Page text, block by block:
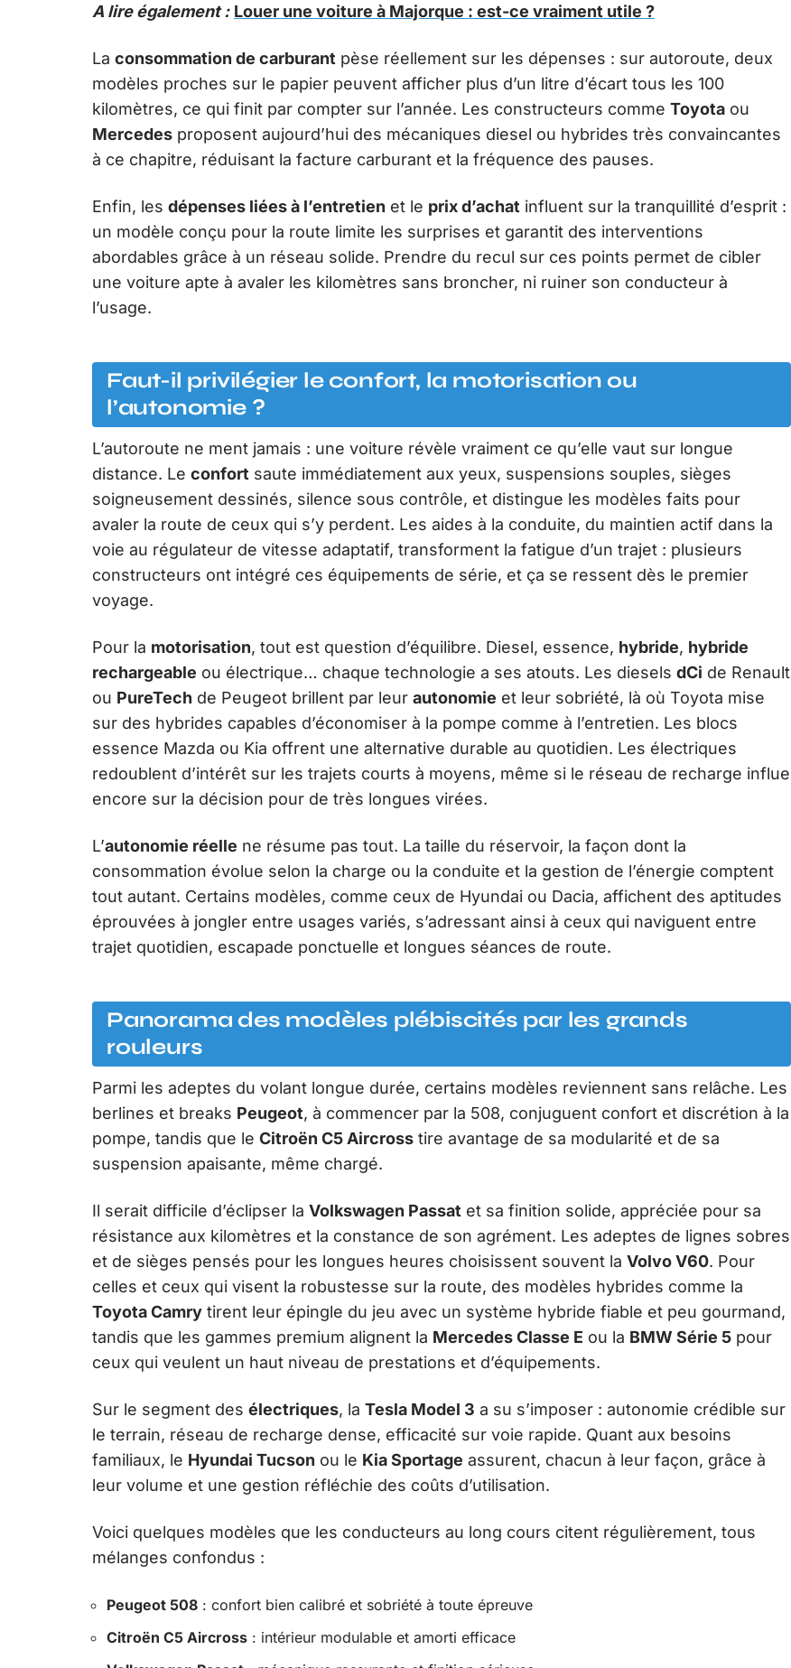
A lire également : Louer une voiture à Majorque : est-ce vraiment utile ?
La consommation de carburant pèse réellement sur les dépenses : sur autoroute, deux
modèles proches sur le papier peuvent afficher plus d’un litre d’écart tous les 100
kilomètres, ce qui finit par compter sur l’année. Les constructeurs comme Toyota ou
Mercedes proposent aujourd’hui des mécaniques diesel ou hybrides très convaincantes
à ce chapitre, réduisant la facture carburant et la fréquence des pauses.
Enfin, les dépenses liées à l’entretien et le prix d’achat influent sur la tranquillité d’esprit :
un modèle conçu pour la route limite les surprises et garantit des interventions
abordables grâce à un réseau solide. Prendre du recul sur ces points permet de cibler
une voiture apte à avaler les kilomètres sans broncher, ni ruiner son conducteur à
l’usage.
Faut-il privilégier le confort, la motorisation ou
l’autonomie ?
L’autoroute ne ment jamais : une voiture révèle vraiment ce qu’elle vaut sur longue
distance. Le confort saute immédiatement aux yeux, suspensions souples, sièges
soigneusement dessinés, silence sous contrôle, et distingue les modèles faits pour
avaler la route de ceux qui s’y perdent. Les aides à la conduite, du maintien actif dans la
voie au régulateur de vitesse adaptatif, transforment la fatigue d’un trajet : plusieurs
constructeurs ont intégré ces équipements de série, et ça se ressent dès le premier
voyage.
Pour la motorisation, tout est question d’équilibre. Diesel, essence, hybride, hybride
rechargeable ou électrique… chaque technologie a ses atouts. Les diesels dCi de Renault
ou PureTech de Peugeot brillent par leur autonomie et leur sobriété, là où Toyota mise
sur des hybrides capables d’économiser à la pompe comme à l’entretien. Les blocs
essence Mazda ou Kia offrent une alternative durable au quotidien. Les électriques
redoublent d’intérêt sur les trajets courts à moyens, même si le réseau de recharge influe
encore sur la décision pour de très longues virées.
L’autonomie réelle ne résume pas tout. La taille du réservoir, la façon dont la
consommation évolue selon la charge ou la conduite et la gestion de l’énergie comptent
tout autant. Certains modèles, comme ceux de Hyundai ou Dacia, affichent des aptitudes
éprouvées à jongler entre usages variés, s’adressant ainsi à ceux qui naviguent entre
trajet quotidien, escapade ponctuelle et longues séances de route.
Panorama des modèles plébiscités par les grands
rouleurs
Parmi les adeptes du volant longue durée, certains modèles reviennent sans relâche. Les
berlines et breaks Peugeot, à commencer par la 508, conjuguent confort et discrétion à la
pompe, tandis que le Citroën C5 Aircross tire avantage de sa modularité et de sa
suspension apaisante, même chargé.
Il serait difficile d’éclipser la Volkswagen Passat et sa finition solide, appréciée pour sa
résistance aux kilomètres et la constance de son agrément. Les adeptes de lignes sobres
et de sièges pensés pour les longues heures choisissent souvent la Volvo V60. Pour
celles et ceux qui visent la robustesse sur la route, des modèles hybrides comme la
Toyota Camry tirent leur épingle du jeu avec un système hybride fiable et peu gourmand,
tandis que les gammes premium alignent la Mercedes Classe E ou la BMW Série 5 pour
ceux qui veulent un haut niveau de prestations et d’équipements.
Sur le segment des électriques, la Tesla Model 3 a su s’imposer : autonomie crédible sur
le terrain, réseau de recharge dense, efficacité sur voie rapide. Quant aux besoins
familiaux, le Hyundai Tucson ou le Kia Sportage assurent, chacun à leur façon, grâce à
leur volume et une gestion réfléchie des coûts d’utilisation.
Voici quelques modèles que les conducteurs au long cours citent régulièrement, tous
mélanges confondus :
Peugeot 508 : confort bien calibré et sobriété à toute épreuve
Citroën C5 Aircross : intérieur modulable et amorti efficace